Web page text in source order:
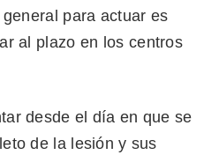
para actuar es
al plazo en los centros
desde el día en que se
de la lesión y sus